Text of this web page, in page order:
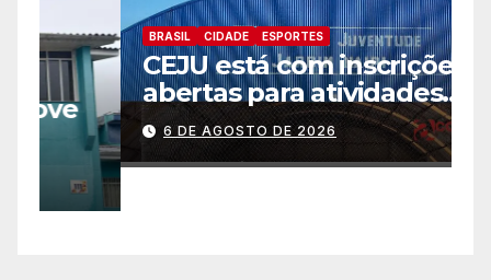
BRASIL CIDADE ESPORTES
CEJU está com inscrições
abertas para atividades
gratuitas
6 DE AGOSTO DE 2026